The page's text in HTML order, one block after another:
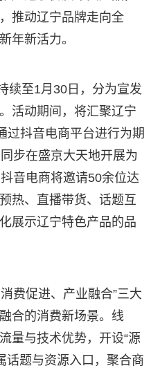
推动辽宁品牌走向全
年新活力。
续至1月30日，分为宣发
活动期间，将汇聚辽宁
过抖音电商平台进行为期
步在盛京大天地开展为
音电商将邀请50余位达
热、直播带货、话题互
展示辽宁特色产品的品
费促进、产业融合”三大
合的消费新场景。线
量与技术优势，开设“源
话题与资源入口，聚合商